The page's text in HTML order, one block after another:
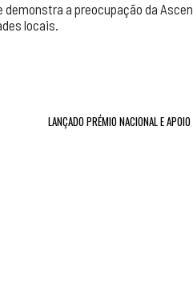
a preocupação da
locais.
LANÇADO PRÉMIO NACIONAL E